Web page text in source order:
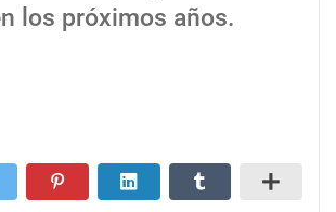
los próximos años.